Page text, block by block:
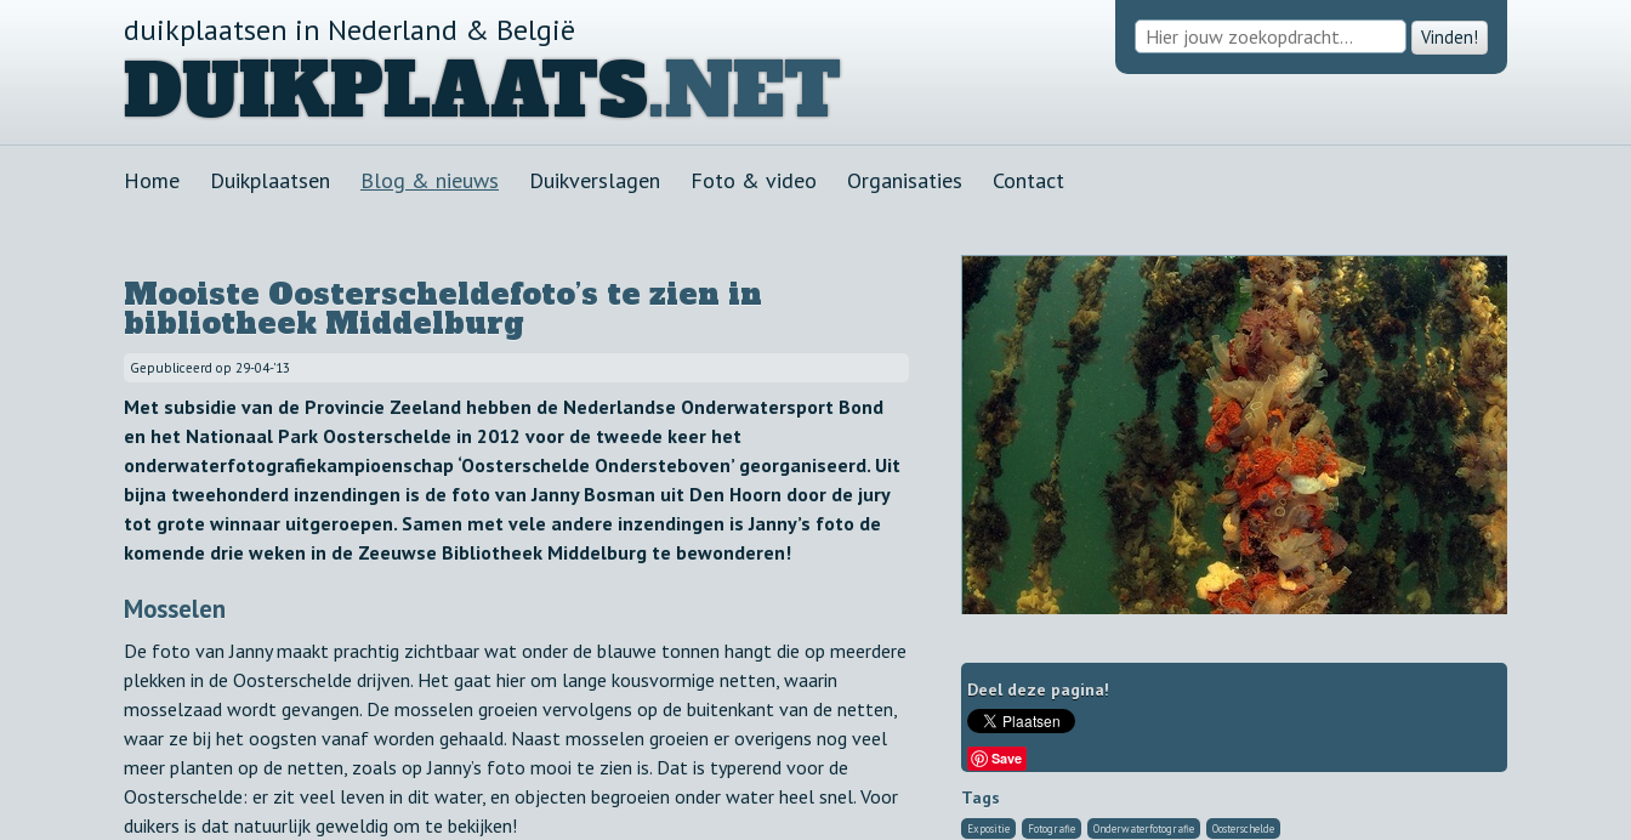
Vinden!
duikplaatsen in Nederland & België
DUIKPLAATS.NET
Home Duikplaatsen Blog & nieuws Duikverslagen Foto & video Organisaties Contact
Mooiste Oosterscheldefoto’s te zien in
bibliotheek Middelburg
Gepubliceerd op 29-04-'13
Met subsidie van de Provincie Zeeland hebben de Nederlandse Onderwatersport Bond
en het Nationaal Park Oosterschelde in 2012 voor de tweede keer het
onderwaterfotografiekampioenschap ‘Oosterschelde Ondersteboven’ georganiseerd. Uit
bijna tweehonderd inzendingen is de foto van Janny Bosman uit Den Hoorn door de jury
tot grote winnaar uitgeroepen. Samen met vele andere inzendingen is Janny’s foto de
komende drie weken in de Zeeuwse Bibliotheek Middelburg te bewonderen!
Mosselen
De foto van Janny maakt prachtig zichtbaar wat onder de blauwe tonnen hangt die op meerdere
plekken in de Oosterschelde drijven. Het gaat hier om lange kousvormige netten, waarin
mosselzaad wordt gevangen. De mosselen groeien vervolgens op de buitenkant van de netten,
waar ze bij het oogsten vanaf worden gehaald. Naast mosselen groeien er overigens nog veel
meer planten op de netten, zoals op Janny’s foto mooi te zien is. Dat is typerend voor de
Oosterschelde: er zit veel leven in dit water, en objecten begroeien onder water heel snel. Voor
duikers is dat natuurlijk geweldig om te bekijken!
Deel deze pagina!
Save
Tags
Expositie Fotografie Onderwaterfotografie Oosterschelde